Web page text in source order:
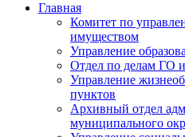
Главная
Комитет по
имуществом
Управление
Отдел по делам
Управление
пунктов
Архивный отдел
муниципального